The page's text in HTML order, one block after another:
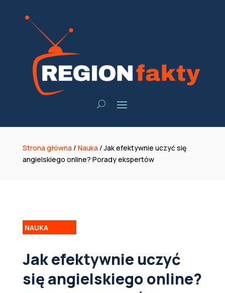
Strona główna / Nauka /Jak efektywnie uczyć się
angielskiego online? Porady ekspertów
NAUKA
Jak efektywnie uczyć
się angielskiego online?